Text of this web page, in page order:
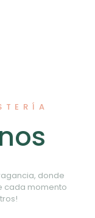
donde
cada momento